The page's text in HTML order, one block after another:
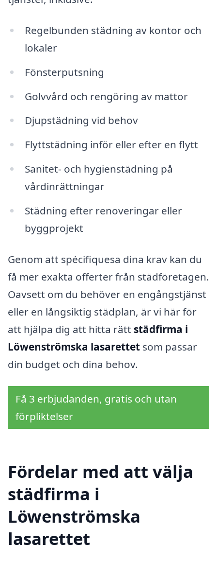
Regelbunden städning av kontor och
lokaler
Fönsterputsning
Golvvård och rengöring av mattor
Djupstädning vid behov
Flyttstädning inför eller efter en flytt
Sanitet- och hygienstädning på
vårdinrättningar
Städning efter renoveringar eller
byggprojekt
Genom att spécifiquesa dina krav kan du
få mer exakta offerter från städföretagen.
Oavsett om du behöver en engångstjänst
eller en långsiktig städplan, är vi här för
att hjälpa dig att hitta rätt städfirma i
Löwenströmska lasarettet som passar
din budget och dina behov.
Få 3 erbjudanden, gratis och utan
förpliktelser
Fördelar med att välja
städfirma i
Löwenströmska
lasarettet